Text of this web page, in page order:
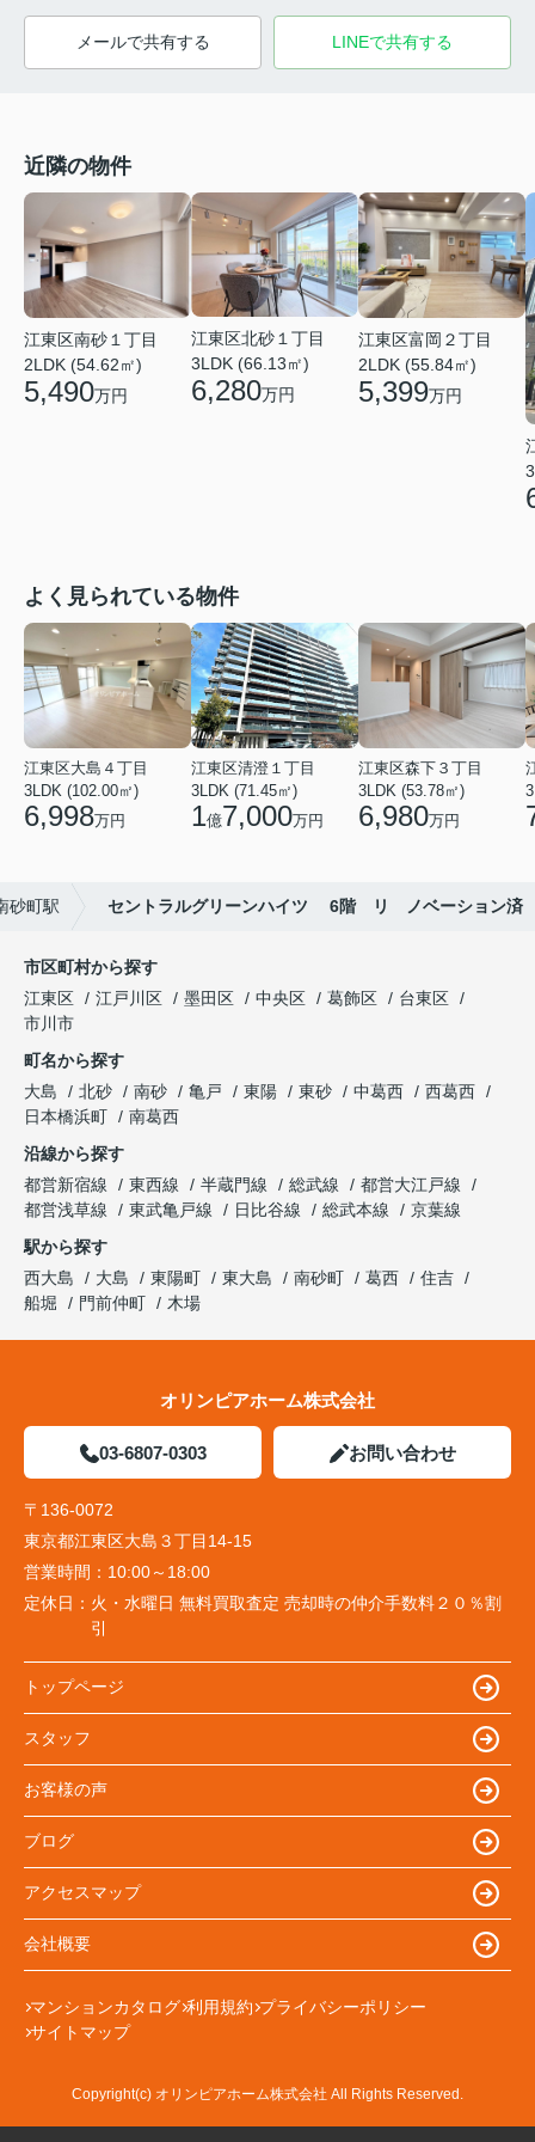
メールで共有する LINEで共有する
近隣の物件
江東区南砂１丁目
2LDK (54.62㎡)
5,490万円
江東区北砂１丁目
3LDK (66.13㎡)
6,280万円
江東区富岡２丁目
2LDK (55.84㎡)
5,399万円
よく見られている物件
江東区大島４丁目
3LDK (102.00㎡)
6,998万円
江東区清澄１丁目
3LDK (71.45㎡)
1億7,000万円
江東区森下３丁目
3LDK (53.78㎡)
6,980万円
砂町駅 セントラルグリーンハイツ 6階 リ ノベーション済
市区町村から探す
江東区
江戸川区 墨田区 中央区 葛飾区
台東区
市川市
町名から探す
大島
北砂 南砂 亀戸 東陽 東砂 中葛西
西葛西
日本橋浜町
南葛西
沿線から探す
都営新宿線
東西線 半蔵門線 総武線
都営大江戸線
都営浅草線
東武亀戸線 日比谷線 総武本線
京葉線
駅から探す
西大島
大島 東陽町 東大島 南砂町 葛西
住吉
船堀
門前仲町 木場
オリンピアホーム株式会社
03-6807-0303 お問い合わせ
〒136-0072
東京都江東区大島３丁目14-15
営業時間： 10:00～18:00
定休日： 火・水曜日 無料買取査定 売却時の仲介手数料２０％割
引
トップページ
スタッフ
お客様の声
ブログ
アクセスマップ
会社概要
マンションカタログ 利用規約 プライバシーポリシー
サイトマップ
Copyright(c) オリンピアホーム株式会社 All Rights Reserved.